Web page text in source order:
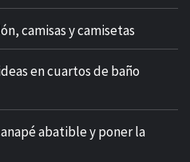
camisas y camisetas
en cuartos de baño
abatible y poner la